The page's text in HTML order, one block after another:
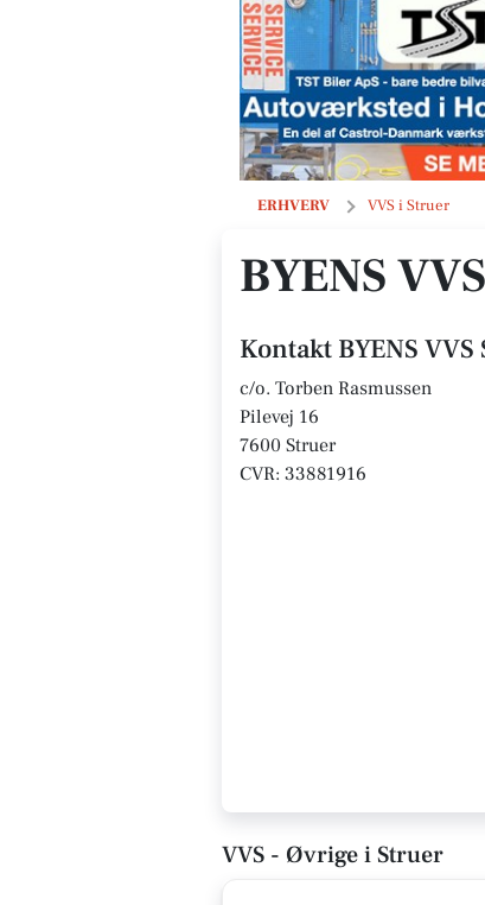
ERHVERV VVS i Struer
BYENS VVS STRUER ApS
BYENS
Kontakt BYENS VVS
c/o. Torben Rasmussen
Pilevej 16
7600 Struer
CVR: 33881916
VVS - Øvrige i Struer